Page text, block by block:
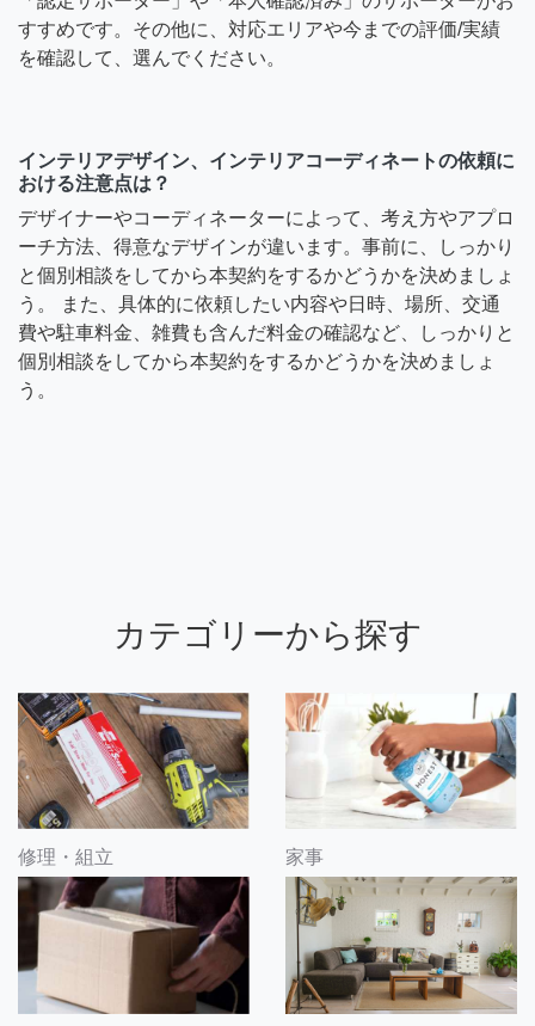
すすめです。その他に、対応エリアや今までの評価/実績
を確認して、選んでください。
インテリアデザイン、インテリアコーディネートの依頼に
おける注意点は？
デザイナーやコーディネーターによって、考え方やアプロ
ーチ方法、得意なデザインが違います。事前に、しっかり
と個別相談をしてから本契約をするかどうかを決めましょ
う。 また、具体的に依頼したい内容や日時、場所、交通
費や駐車料金、雑費も含んだ料金の確認など、しっかりと
個別相談をしてから本契約をするかどうかを決めましょ
う。
カテゴリーから探す
修理・組立 家事